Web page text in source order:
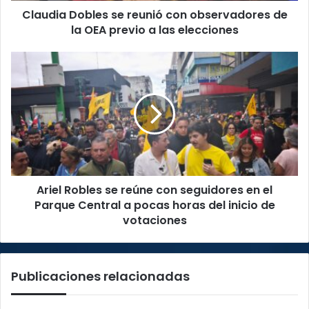
previo
elecciones
Claudia Dobles se reunió con observadores de
la OEA previo a las elecciones
Robles
se
con
seguidores
en
el
Parque
Central
del
de
Ariel Robles se reúne con seguidores en el
Parque Central a pocas horas del inicio de
votaciones
Publicaciones relacionadas